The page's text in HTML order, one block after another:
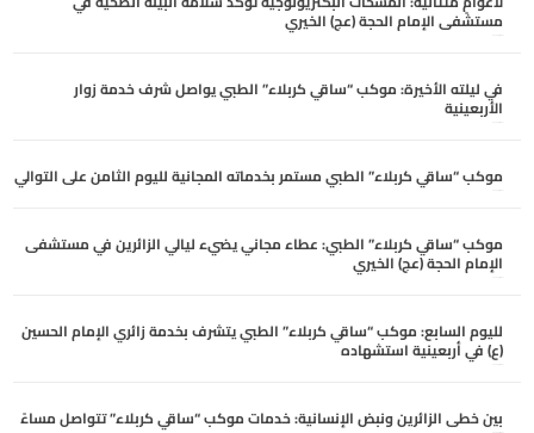
مستشفى الإمام الحجة (عج) الخيري
في ليلته الأخيرة: موكب “ساقي كربلاء” الطبي يواصل شرف خدمة زوار
الأربعينية
موكب “ساقي كربلاء” الطبي مستمر بخدماته المجانية لليوم الثامن على التوالي
موكب “ساقي كربلاء” الطبي: عطاء مجاني يضيء ليالي الزائرين في مستشفى
الإمام الحجة (عج) الخيري
لليوم السابع: موكب “ساقي كربلاء” الطبي يتشرف بخدمة زائري الإمام الحسين
(ع) في أربعينية استشهاده
بين خطى الزائرين ونبض الإنسانية: خدمات موكب “ساقي كربلاء” تتواصل مساءً